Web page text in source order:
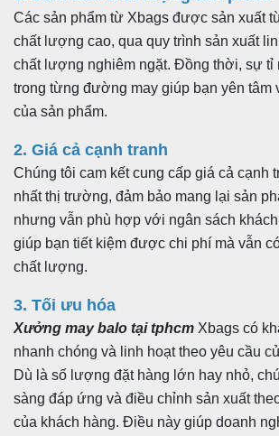
Các sản phẩm từ Xbags được sản xuất
chất lượng cao, qua quy trình sản xuất
chất lượng nghiêm ngặt. Đồng thời, sự tỉ
trong từng đường may giúp bạn yên tâm
của sản phẩm.
2. Giá cả cạnh tranh
Chúng tôi cam kết cung cấp giá cả cạnh
nhất thị trường, đảm bảo mang lại sản
nhưng vẫn phù hợp với ngân sách
giúp bạn tiết kiệm được chi phí mà vẫn
chất lượng.
3. Tối ưu hóa
Xưởng may balo tại tphcm Xbags có
nhanh chóng và linh hoạt theo yêu cầu
Dù là số lượng đặt hàng lớn hay nhỏ,
sàng đáp ứng và điều chỉnh sản xuất
của khách hàng. Điều này giúp doanh